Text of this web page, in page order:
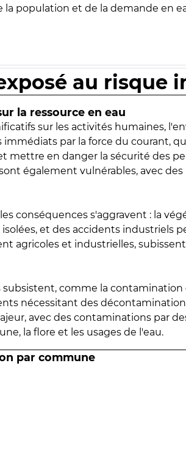
la population et de la demande en
au risque
la ressource en eau
sur les activités humaines,
par la force du courant,
mettre en danger la sécurité des
également vulnérables, avec des
conséquences s'aggravent : la
et des accidents industriels
agricoles et industrielles,
subsistent, comme la contamination
nécessitant des
avec des contaminations par
la flore et les usages de l'eau.
par commune